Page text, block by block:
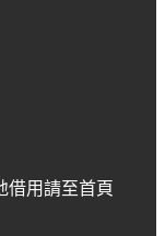
借用請至首頁